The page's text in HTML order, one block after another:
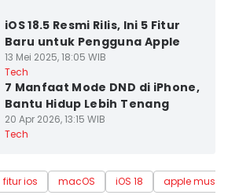
iOS 18.5 Resmi Rilis, Ini 5 Fitur
Baru untuk Pengguna Apple
13 Mei 2025, 18:05 WIB
Tech
7 Manfaat Mode DND di iPhone,
Bantu Hidup Lebih Tenang
20 Apr 2026, 13:15 WIB
Tech
fitur ios macOS iOS 18
apple music